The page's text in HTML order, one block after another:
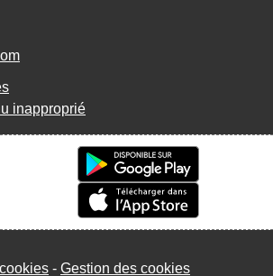
inapproprié
Gestion des cookies